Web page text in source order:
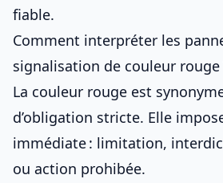
fiable.
Comment interpréter les
signalisation de couleur rouge
La couleur rouge est
d’obligation stricte. Elle
immédiate : limitation,
ou action prohibée.